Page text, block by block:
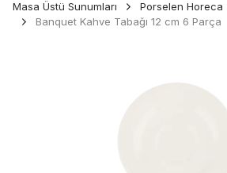
Masa Üstü Sunumları Porselen Horeca
Banquet Kahve Tabağı 12 cm 6 Parça